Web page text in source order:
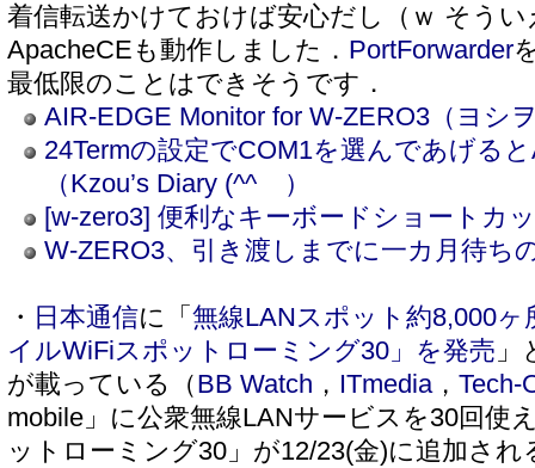
着信転送かけておけば安心だし（ｗ そう
ApacheCEも動作しました． PortForwarder
最低限のことはできそうです．
AIR-EDGE Monitor for W-ZERO3（ヨシ
24Termの設定でCOM1を選んであげる
（Kzou’s Diary (^^ゞ）
[w-zero3] 便利なキーボードショートカ
W-ZERO3、引き渡しまでに一カ月待ち
・ 日本通信に「無線LANスポット約8,000
イルWiFiスポットローミング30」を発売
が載っている（BB Watch ， ITmedia，Tech-
mobile」に公衆無線LANサービスを30回使
ットローミング30」が12/23(金)に追加さ